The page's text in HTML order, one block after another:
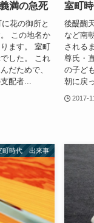
満の急死
花の御所と
この地名か
ます。 室町
した。 これ
だためで、
配者...
室町
後醍醐
など南
される
尊氏・
の子ど
朝に戻
2017-
町時代 出来事